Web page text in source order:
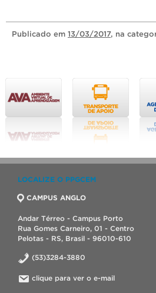
Publicado em 13/03/2017, na
LOCALIZE O PPGCEM
CAMPUS ANGLO
Andar Térreo - Campus Porto
Rua Gomes Carneiro, 01 - Centro
Pelotas - RS, Brasil - 96010-610
(53)3284-3880
clique para ver o e-mail